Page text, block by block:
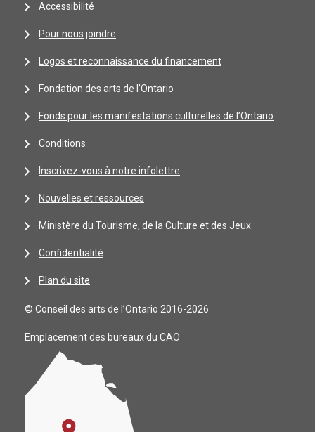
Accessibilité
Pour nous joindre
Logos et reconnaissance du financement
Fondation des arts de l'Ontario
Fonds pour les manifestations culturelles de l’Ontario
Conditions
Inscrivez-vous à notre infolettre
Nouvelles et ressources
Ministère du Tourisme, de la Culture et des Jeux
Confidentialité
Plan du site
© Conseil des arts de l’Ontario 2016-2026
Emplacement des bureaux du CAO